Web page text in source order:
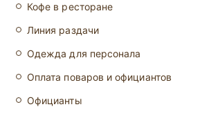
Кофе в ресторане
Линия раздачи
Одежда для персонала
Оплата поваров и официантов
Официанты